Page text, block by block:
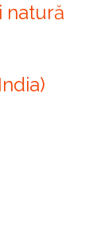
natură